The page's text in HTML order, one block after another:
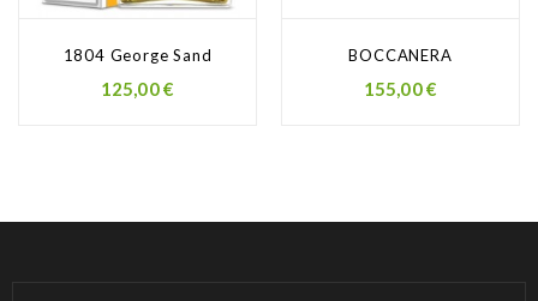
1804 George Sand
Prezzo
125,00 €
BOCCANERA
Prezzo
155,00 €